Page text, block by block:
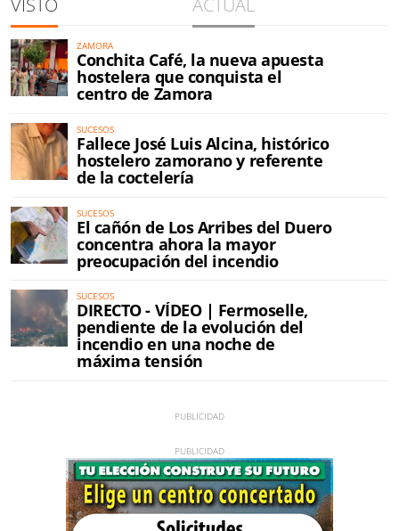
VISTO ACTUAL
ZAMORA
Conchita Café, la nueva apuesta
hostelera que conquista el
centro de Zamora
SUCESOS
Fallece José Luis Alcina, histórico
hostelero zamorano y referente
de la coctelería
SUCESOS
El cañón de Los Arribes del Duero
concentra ahora la mayor
preocupación del incendio
SUCESOS
DIRECTO - VÍDEO | Fermoselle,
pendiente de la evolución del
incendio en una noche de
máxima tensión